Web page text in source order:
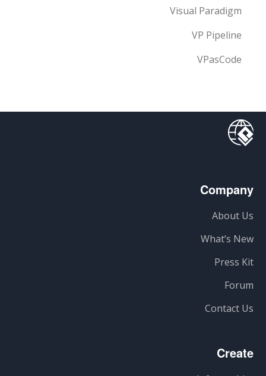
Visual Paradigm
VP Pipeline
VPasCode
Company
About Us
What’s New
Press Kit
Forum
Contact Us
Create